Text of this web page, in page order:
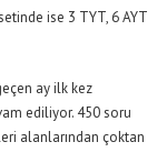
ise 3 TYT, 6 AYT
ay ilk kez
ediliyor. 450 soru
alanlarından çoktan